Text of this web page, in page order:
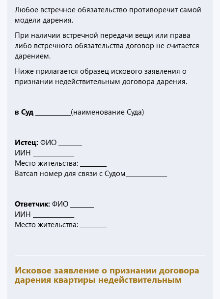
Любое встречное обязательство противоречит самой
модели дарения.
При наличии встречной передачи вещи или права
либо встречного обязательства договор не считается
дарением.
Ниже прилагается образец искового заявления о
признании недействительным договора дарения.
в Суд ____________ (наименование Суда)
Истец: ФИО ________
ИИН ______________
Место жительства: _________
Ватсап номер для связи с Судом______________
Ответчик: ФИО ________
ИИН ______________
Место жительства: _________
Исковое заявление о признании договора
дарения квартиры недействительным